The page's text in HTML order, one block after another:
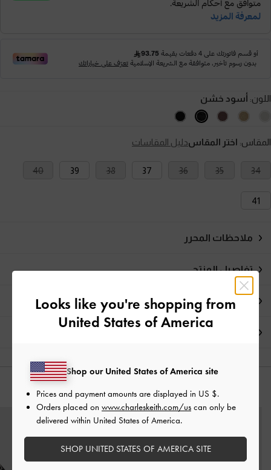
اللون: أسود خشن
المقاس: اختر المقاسدليل المقاسات
34
35
36
37
38
39
40
41
ملاحظات المحرر
تفاصيل المنتج
العروض الحصرية
قد يعجبك آيضاً
Looks like you're shopping from
United States of America
Shop our United States of America site
Prices and payment amounts are displayed in US $.
Orders placed on www.charleskeith.com/us can only be
delivered within United States of America.
SHOP UNITED STATES OF AMERICA SITE